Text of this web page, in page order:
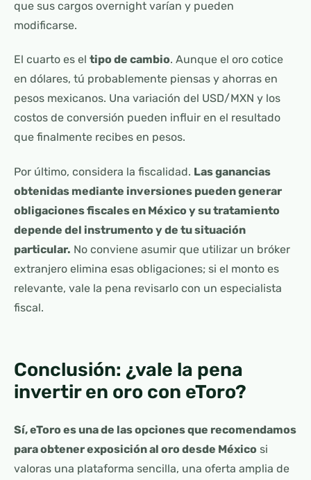
que sus cargos overnight varían y pueden
modificarse.
El cuarto es el tipo de cambio. Aunque el oro cotice
en dólares, tú probablemente piensas y ahorras en
pesos mexicanos. Una variación del USD/MXN y los
costos de conversión pueden influir en el resultado
que finalmente recibes en pesos.
Por último, considera la fiscalidad. Las ganancias
obtenidas mediante inversiones pueden generar
obligaciones fiscales en México y su tratamiento
depende del instrumento y de tu situación
particular. No conviene asumir que utilizar un bróker
extranjero elimina esas obligaciones; si el monto es
relevante, vale la pena revisarlo con un especialista
fiscal.
Conclusión: ¿vale la pena
invertir en oro con eToro?
Sí, eToro es una de las opciones que recomendamos
para obtener exposición al oro desde México si
valoras una plataforma sencilla, una oferta amplia de